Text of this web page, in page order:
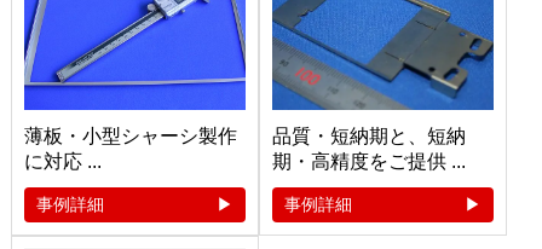
薄板・小型シャーシ製作
に対応 ...
事例詳細
品質・短納期と、短納
期・高精度をご提供 ...
事例詳細